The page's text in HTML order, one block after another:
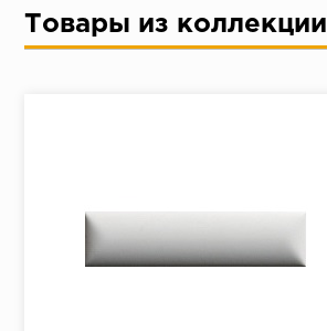
Товары из коллекции